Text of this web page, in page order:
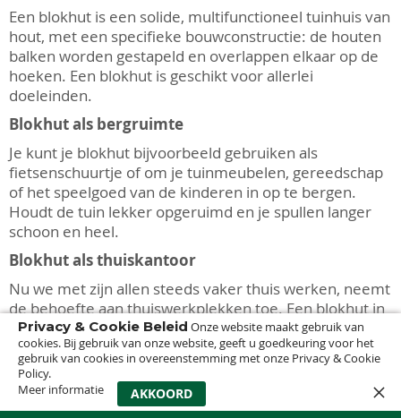
Privacy & Cookie Beleid Onze website maakt gebruik van
cookies. Bij gebruik van onze website, geeft u goedkeuring voor het
gebruik van cookies in overeenstemming met onze Privacy & Cookie
Policy.
Meer informatie
AKKOORD
Een blokhut is een solide, multifunctioneel tuinhuis van
hout, met een specifieke bouwconstructie: de houten
balken worden gestapeld en overlappen elkaar op de
hoeken. Een blokhut is geschikt voor allerlei
doeleinden.
Blokhut als bergruimte
Je kunt je blokhut bijvoorbeeld gebruiken als
fietsenschuurtje of om je tuinmeubelen, gereedschap
of het speelgoed van de kinderen in op te bergen.
Houdt de tuin lekker opgeruimd en je spullen langer
schoon en heel.
Blokhut als thuiskantoor
Nu we met zijn allen steeds vaker thuis werken, neemt
de behoefte aan thuiswerkplekken toe. Een blokhut in
de tuin is daarvoor natuurlijk ideaal. Je gaat echt de
deur uit naar je werk, maar je hoeft je erf er niet voor
af. In je blokhut kun je heerlijk ongestoord werken,
ongeacht welke gezinsleden er thuis zijn. En als het
nodig is, draai je gewoon de deur op slot.